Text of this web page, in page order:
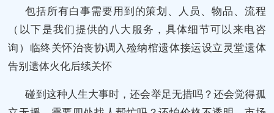
包括所有白事需要用到的策划、人员、物品、流程
（以下是我们提供的八大服务，具体细节可以来电咨
询）临终关怀治丧协调入殓纳棺遗体接运设立灵堂遗体
告别遗体火化后续关怀
碰到这种人生大事时，还会举足无措吗？还会觉得孤